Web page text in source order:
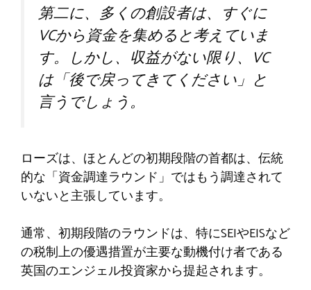
第二に、多くの創設者は、すぐに
VCから資金を集めると考えていま
す。しかし、収益がない限り、VC
は「後で戻ってきてください」と
言うでしょう。
ローズは、ほとんどの初期段階の首都は、伝統
的な「資金調達ラウンド」ではもう調達されて
いないと主張しています。
通常、初期段階のラウンドは、特にSEIやEISなど
の税制上の優遇措置が主要な動機付け者である
英国のエンジェル投資家から提起されます。